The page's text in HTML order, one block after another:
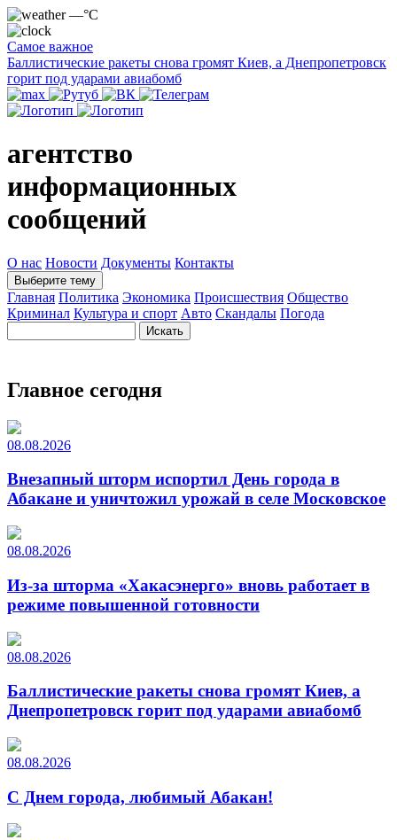
—°C
Самое важное
Баллистические ракеты снова громят Киев, а Днепропетровск
горит под ударами авиабомб
агентство
информационных
сообщений
О нас Новости Документы Контакты
Выберите тему
Главная Политика Экономика Происшествия Общество
Криминал Культура и спорт Авто Скандалы Погода
Главное сегодня
08.08.2026
Внезапный шторм испортил День города в
Абакане и уничтожил урожай в селе Московское
08.08.2026
Из-за шторма «Хакасэнерго» вновь работает в
режиме повышенной готовности
08.08.2026
Баллистические ракеты снова громят Киев, а
Днепропетровск горит под ударами авиабомб
08.08.2026
С Днем города, любимый Абакан!